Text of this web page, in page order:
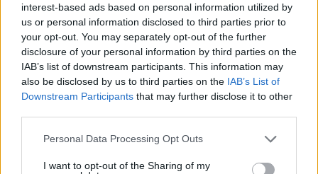
interest-based ads based on personal information utilized by
us or personal information disclosed to third parties prior to
your opt-out. You may separately opt-out of the further
disclosure of your personal information by third parties on the
IAB’s list of downstream participants. This information may
also be disclosed by us to third parties on the IAB’s List of
Downstream Participants that may further disclose it to other
Please note that this website/app uses one or more Google
not limited to your visit or usage behaviour. You may click to
Personal Data Processing Opt Outs
I want to opt-out of the Sharing of my
Η Smart φοιτητική κατοικία στην καρδιά της Αθήνας
03.08.2026, 10:56
Επαγγελματική Εκπαίδευση & Εξειδίκευση: Το Mοντέλο που
σε Bάζει στην Aγορά Eργασίας
26.07.2026, 09:54